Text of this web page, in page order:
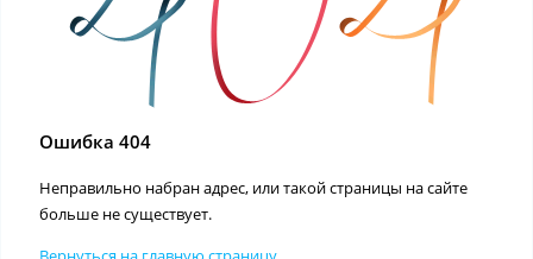
Ошибка 404
Неправильно набран адрес, или такой страницы на сайте
больше не существует.